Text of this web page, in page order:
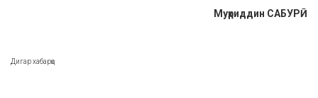
Муҳриддин САБУРӢ
Дигар хабарҳо